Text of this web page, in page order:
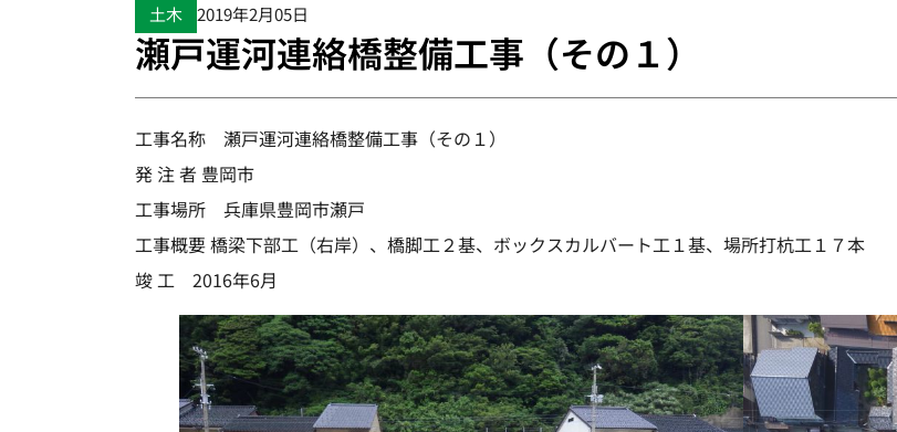
土木 2019年2月05日
瀬戸運河連絡橋整備工事（その１）
工事名称 瀬戸運河連絡橋整備工事（その１）
発 注 者 豊岡市
工事場所 兵庫県豊岡市瀬戸
工事概要 橋梁下部工（右岸）、橋脚工２基、ボックスカルバート工１基、場所打杭工１７本
竣 工 2016年6月